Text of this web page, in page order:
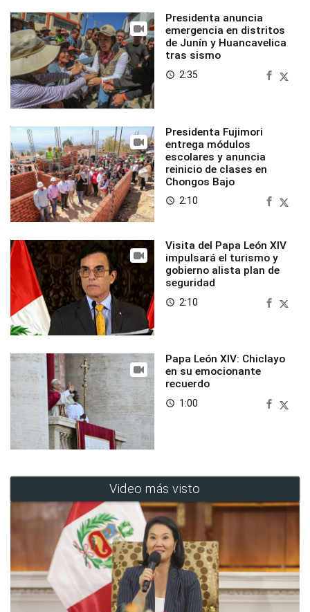
Presidenta anuncia
emergencia en distritos
de Junín y Huancavelica
tras sismo
access_time 2:35
Presidenta Fujimori
entrega módulos
escolares y anuncia
reinicio de clases en
Chongos Bajo
access_time 2:10
Visita del Papa León XIV
impulsará el turismo y
gobierno alista plan de
seguridad
access_time 2:10
Papa León XIV: Chiclayo
en su emocionante
recuerdo
access_time 1:00
Video más visto